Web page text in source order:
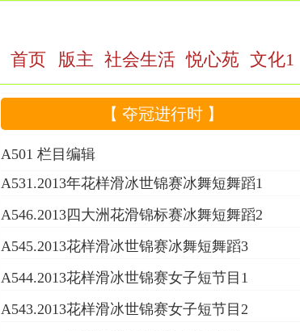
首页 版主 社会生活 悦心苑 文化1
【 夺冠进行时 】
A501 栏目编辑
A531.2013年花样滑冰世锦赛冰舞短舞蹈1
A546.2013四大洲花滑锦标赛冰舞短舞蹈2
A545.2013花样滑冰世锦赛冰舞短舞蹈3
A544.2013花样滑冰世锦赛女子短节目1
A543.2013花样滑冰世锦赛女子短节目2